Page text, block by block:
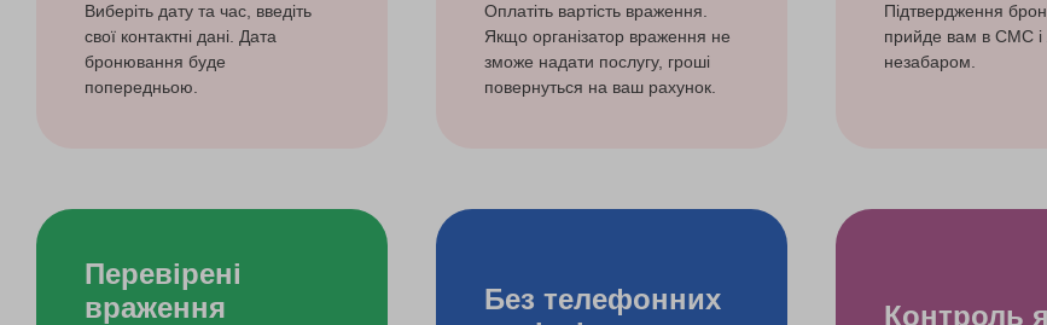
Виберіть дату та час, введіть
свої контактні дані. Дата
бронювання буде
попередньою.
Оплатіть вартість враження.
Якщо організатор враження не
зможе надати послугу, гроші
повернуться на ваш рахунок.
Підтвердження
прийде вам в СМС і
незабаром.
Перевірені
враження
Без телефонних
Контроль